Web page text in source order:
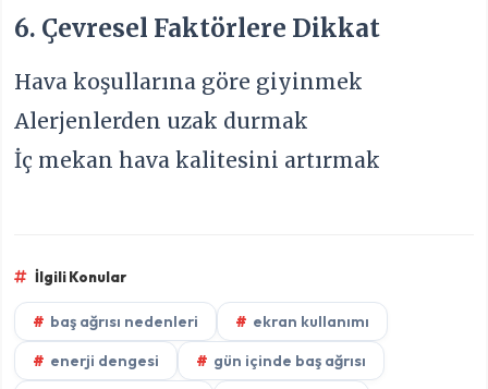
6. Çevresel Faktörlere Dikkat
Hava koşullarına göre giyinmek
Alerjenlerden uzak durmak
İç mekan hava kalitesini artırmak
İlgili Konular
baş ağrısı nedenleri
ekran kullanımı
enerji dengesi
gün içinde baş ağrısı